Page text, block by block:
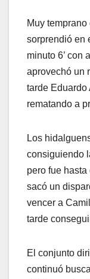
Muy
sorprendió en
minuto 6’ con
aprovechó un
tarde
rematando a
Los
consiguiendo
pero fue hasta
sacó un
vencer a
tarde
El conjunto
continuó